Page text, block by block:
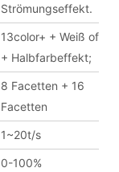
Strömungseffekt.
13color+ + Weiß offen
+ Halbfarbeffekt;
8 Facetten + 16
Facetten
1~20t/s
0-100%